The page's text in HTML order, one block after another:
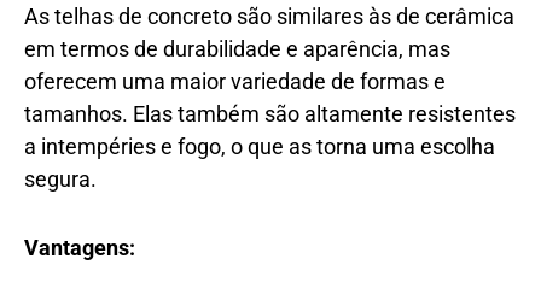
As telhas de concreto são similares às de cerâmica
em termos de durabilidade e aparência, mas
oferecem uma maior variedade de formas e
tamanhos. Elas também são altamente resistentes
a intempéries e fogo, o que as torna uma escolha
segura.
Vantagens: